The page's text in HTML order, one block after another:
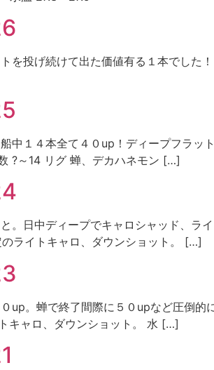
を投げ続けて出た価値有る１本でした
中１４本全て４０up！ディープフラッ
?～14 リグ 蝉、デカハネモン […]
。日中ディープでキャロシャッド、ラ
ライトキャロ、ダウンショット。 […]
。蝉で終了間際に５０upなど圧倒的
キャロ、ダウンショット。 水 […]